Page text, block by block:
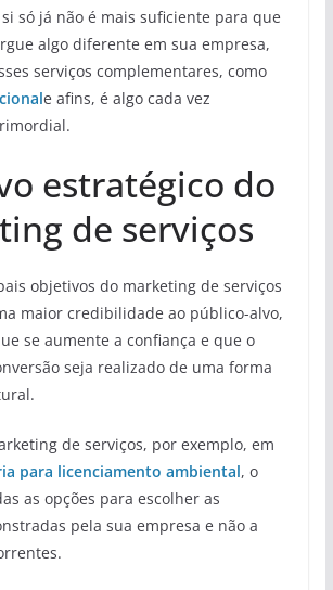
só já não é mais suficiente para que
algo diferente em sua empresa,
serviços complementares, como
e afins, é algo cada vez
estratégico do
de serviços
objetivos do marketing de serviços
maior credibilidade ao público-alvo,
se aumente a confiança e que o
seja realizado de uma forma
de serviços, por exemplo, em
para licenciamento ambiental, o
as opções para escolher as
pela sua empresa e não a